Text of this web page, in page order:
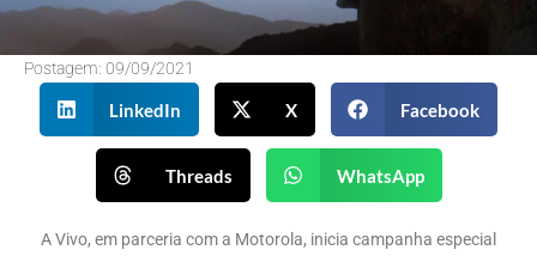
Postagem: 09/09/2021
LinkedIn X Facebook
Threads WhatsApp
A Vivo, em parceria com a Motorola, inicia campanha especial